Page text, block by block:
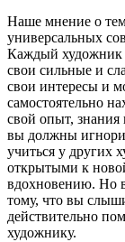
Наше мнение о
универсальных
Каждый художник
свои сильные и
свои интересы и
самостоятельно
свой опыт,
вы должны
учиться у других
открытыми к
вдохновению. Но
тому, что вы
действительно
художнику.